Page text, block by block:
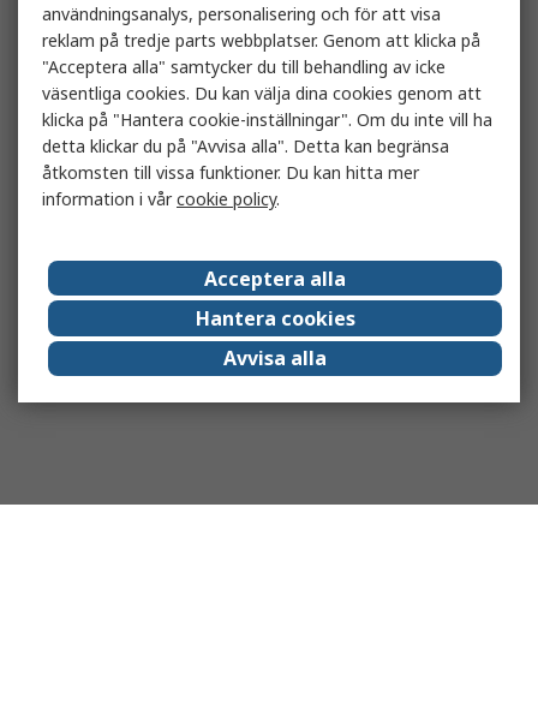
användningsanalys, personalisering och för att visa
reklam på tredje parts webbplatser. Genom att klicka på
"Acceptera alla" samtycker du till behandling av icke
väsentliga cookies. Du kan välja dina cookies genom att
klicka på "Hantera cookie-inställningar". Om du inte vill ha
detta klickar du på "Avvisa alla". Detta kan begränsa
åtkomsten till vissa funktioner. Du kan hitta mer
information i vårcookie policy.
Acceptera alla
Hantera cookies
Avvisa alla